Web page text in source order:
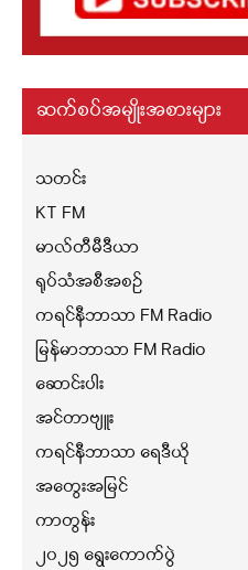
ဆက်စပ်အမျိုးအစားများ
သတင်း
KT FM
မာလ်တီမီဒီယာ
ရုပ်သံအစီအစဉ်
ကရင်နီဘာသာ FM Radio
မြန်မာဘာသာ FM Radio
ဆောင်းပါး
အင်တာဗျူး
ကရင်နီဘာသာ ရေဒီယို
အတွေးအမြင်
ကာတွန်း
၂၀၂၅ ရွေးကောက်ပွဲ